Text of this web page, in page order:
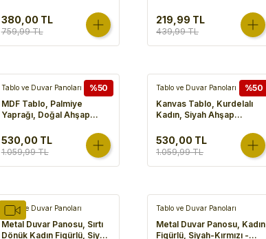
Kabartmalı, Gold-Beyaz -
45x2,5x60 cm
380,00 TL
759,99 TL
40x1,8x50 cm
219,99 TL
439,99 TL
%50
Tablo ve Duvar Panoları
MDF Tablo, Palmiye
Yaprağı, Doğal Ahşap
Kabartmalı, Somon-
Kahverengi - 50x2,5x70
530,00 TL
1.059,99 TL
%50
Tablo ve Duvar Panoları
Kanvas Tablo, Kurdelalı
Kadın, Siyah Ahşap
Kabartmalı, Gold-Beyaz -
50x3x70 cm
530,00 TL
1.059,99 TL
Tablo ve Duvar Panoları
Metal Duvar Panosu, Sırtı
Dönük Kadın Figürlü, Siyah
Tablo ve Duvar Panoları
Metal Duvar Panosu, Kadın
Figürlü, Siyah-Kırmızı -